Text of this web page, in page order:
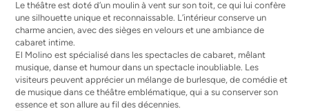
Le théâtre est doté d’un moulin à vent sur son toit, ce qui lui confère
une silhouette unique et reconnaissable. L’intérieur conserve un
charme ancien, avec des sièges en velours et une ambiance de
cabaret intime.
El Molino est spécialisé dans les spectacles de cabaret, mêlant
musique, danse et humour dans un spectacle inoubliable. Les
visiteurs peuvent apprécier un mélange de burlesque, de comédie et
de musique dans ce théâtre emblématique, qui a su conserver son
essence et son allure au fil des décennies.